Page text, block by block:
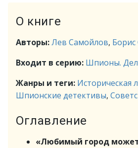
О книге
Авторы:Лев Самойлов,
Входит в серию: Шпионы.
Жанры и теги: Историческая
Шпионские детективы,
Оглавление
«Любимый город